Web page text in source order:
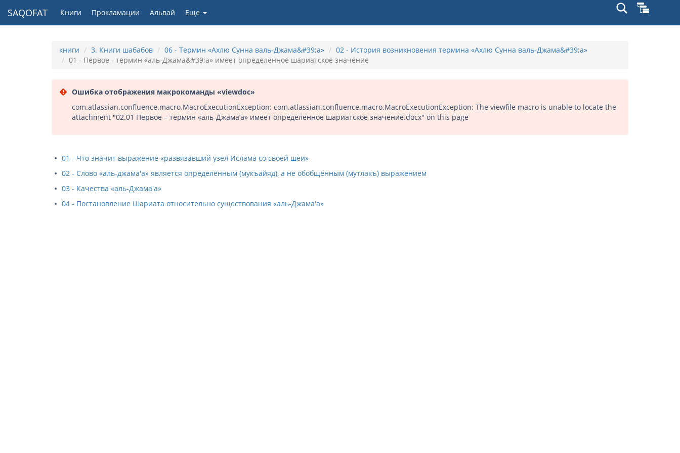
SAQOFAT Книги Прокламации Альвай Еще
книги 3. Книги шабабов 06 - Термин «Ахлю Сунна валь-Джама&#39;а»
02 - История возникновения термина «Ахлю Сунна валь-Джама&#39;а»
01 - Первое - термин «аль-Джама&#39;а» имеет определённое шариатское значение
Ошибка отображения макрокоманды «viewdoc»
com.atlassian.confluence.macro.MacroExecutionException: com.atlassian.confluence.macro.MacroExecutionException: The viewfile macro is unable to locate the
attachment "02.01 Первое – термин «аль-Джама‘а» имеет определённое шариатское значение.docx" on this page
01 - Что значит выражение «развязавший узел Ислама со своей шеи»
02 - Слово «аль-джама'а» является определённым (мукъайяд), а не обобщённым (мутлакъ) выражением
03 - Качества «аль-Джама'а»
04 - Постановление Шариата относительно существования «аль-Джама'а»